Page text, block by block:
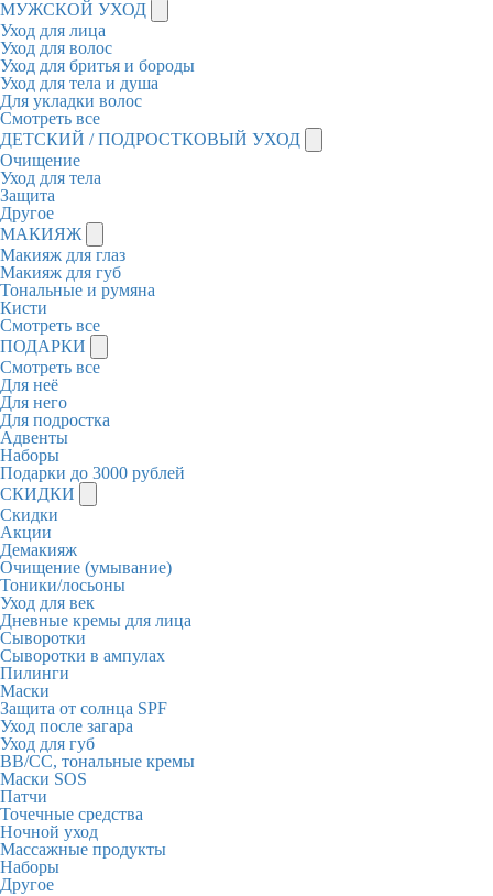
МУЖСКОЙ УХОД
Уход для лица
Уход для волос
Уход для бритья и бороды
Уход для тела и душа
Для укладки волос
Смотреть все
ДЕТСКИЙ / ПОДРОСТКОВЫЙ УХОД
Очищение
Уход для тела
Защита
Другое
МАКИЯЖ
Макияж для глаз
Макияж для губ
Тональные и румяна
Кисти
Смотреть все
ПОДАРКИ
Смотреть все
Для неё
Для него
Для подростка
Адвенты
Наборы
Подарки до 3000 рублей
СКИДКИ
Скидки
Акции
Демакияж
Очищение (умывание)
Тоники/лосьоны
Уход для век
Дневные кремы для лица
Сыворотки
Сыворотки в ампулах
Пилинги
Маски
Защита от солнца SPF
Уход после загара
Уход для губ
BB/CC, тональные кремы
Маски SOS
Патчи
Точечные средства
Ночной уход
Массажные продукты
Наборы
Другое